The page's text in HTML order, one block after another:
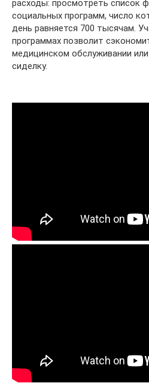
расходы: просмотреть список
социальных программ, число
день равняется 700 тысячам.
программах позволит
медицинском обслуживании
сиделку.